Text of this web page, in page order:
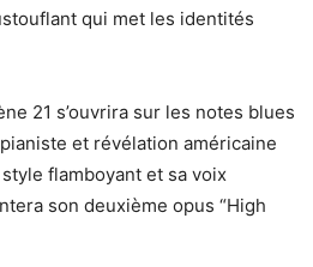
qui met les identités
21 s’ouvrira sur les notes blues
et révélation américaine
flamboyant et sa voix
son deuxième opus “High